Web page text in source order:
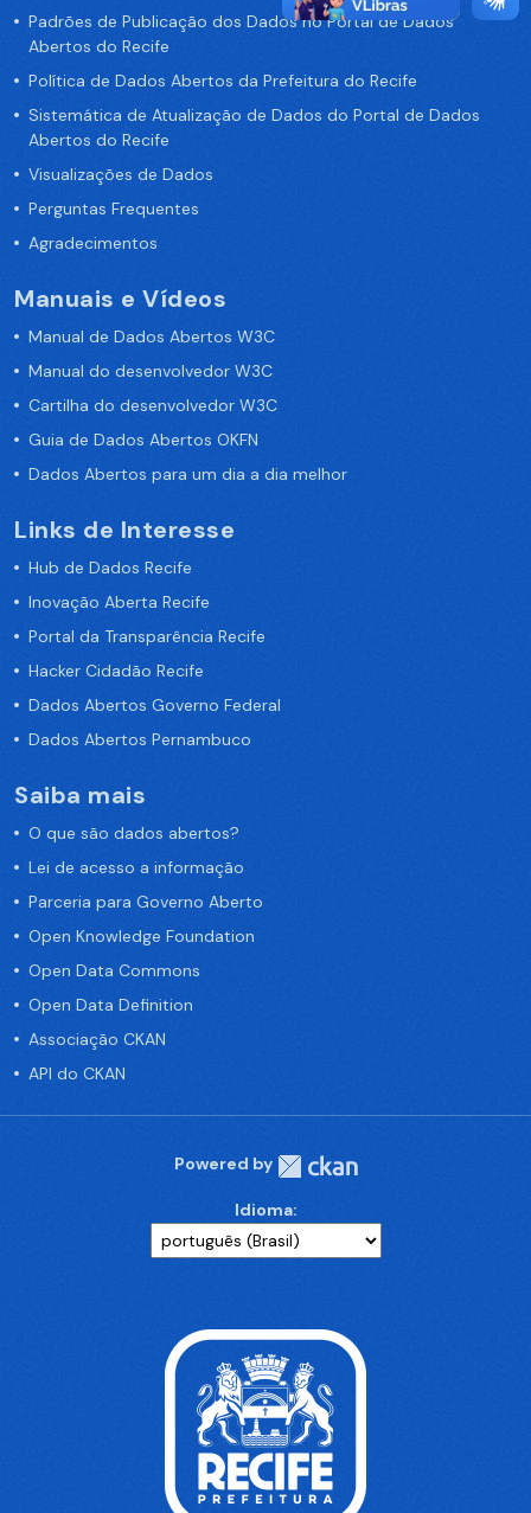
Padrões de Publicação dos Dados no Portal de Dados
Abertos do Recife
Política de Dados Abertos da Prefeitura do Recife
Sistemática de Atualização de Dados do Portal de Dados
Abertos do Recife
Visualizações de Dados
Perguntas Frequentes
Agradecimentos
Manuais e Vídeos
Manual de Dados Abertos W3C
Manual do desenvolvedor W3C
Cartilha do desenvolvedor W3C
Guia de Dados Abertos OKFN
Dados Abertos para um dia a dia melhor
Links de Interesse
Hub de Dados Recife
Inovação Aberta Recife
Portal da Transparência Recife
Hacker Cidadão Recife
Dados Abertos Governo Federal
Dados Abertos Pernambuco
Saiba mais
O que são dados abertos?
Lei de acesso a informação
Parceria para Governo Aberto
Open Knowledge Foundation
Open Data Commons
Open Data Definition
Associação CKAN
API do CKAN
Powered by
Idioma